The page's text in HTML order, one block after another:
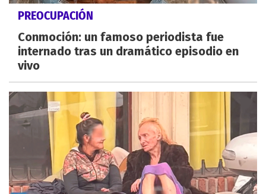
PREOCUPACIÓN
Conmoción: un famoso periodista fue
internado tras un dramático episodio en
vivo